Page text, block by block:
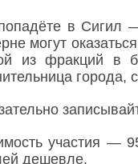
в Сигил
могут
из фракций в
города,
участия —
дешевле.